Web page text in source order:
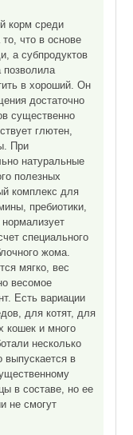
корм среди
что в основе
а субпродуктов
позволила
в хороший. Он
достаточно
существенно
глютен,
При
натуральные
полезных
комплекс для
пребиотики,
специального
жома.
мягко, вес
весомое
Есть вариации
для котят, для
кошек и много
несколько
выпускается в
в составе, но ее
не смогут